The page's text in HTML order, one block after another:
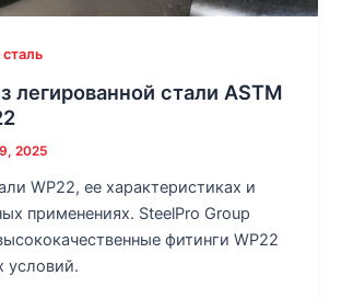
легированной стали ASTM
2025
WP22, ее характеристиках и
применениях. SteelPro Group
фитинги WP22
условий.